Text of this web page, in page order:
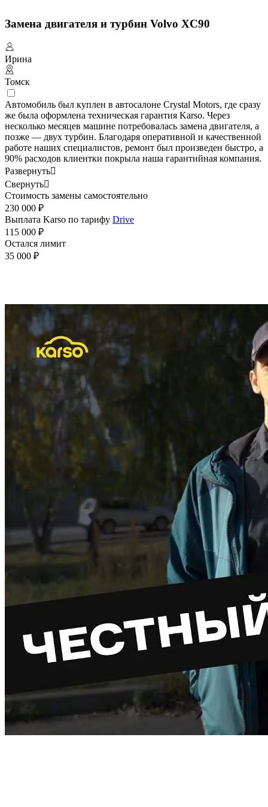
Замена двигателя и турбин Volvo XC90
Ирина
Томск
Автомобиль был куплен в автосалоне Crystal Motors, где сразу
же была оформлена техническая гарантия Karso. Через
несколько месяцев машине потребовалась замена двигателя, а
позже — двух турбин. Благодаря оперативной и качественной
работе наших специалистов, ремонт был произведен быстро, а
90% расходов клиентки покрыла наша гарантийная компания.
Развернуть
Свернуть
Стоимость замены самостоятельно
230 000 ₽
Выплата Karso по тарифу Drive
115 000 ₽
Остался лимит
35 000 ₽